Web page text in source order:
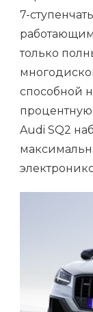
7-
только
способной
Audi SQ2